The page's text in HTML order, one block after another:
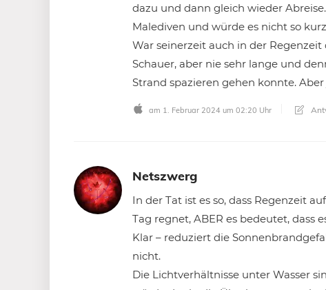
dazu und dann gleich wieder
Malediven und würde es nicht so
War seinerzeit auch in der
Schauer, aber nie sehr lange und
Strand spazieren gehen konnte.
am 1. Februar 2024 um 02:20 Uhr
Netszwerg
In der Tat ist es so, dass Regenzeit
Tag regnet, ABER es bedeutet,
Klar – reduziert die
nicht.
Die Lichtverhältnisse unter Wasser